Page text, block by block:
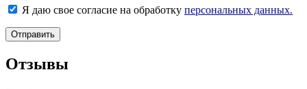
Я даю свое согласие на обработку персональных данных.
Отправить
Отзывы